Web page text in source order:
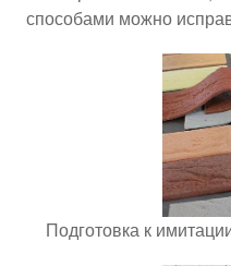
способами можно
Подготовка к